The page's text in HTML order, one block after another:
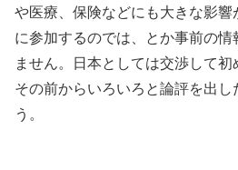
や医療、保険などにも大きな影
に参加するのでは、とか事前の
ません。日本としては交渉して初
その前からいろいろと論評を出し
う。